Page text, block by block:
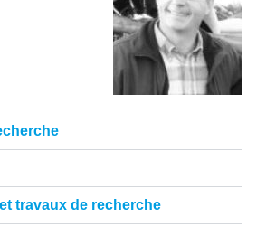
travaux de recherche